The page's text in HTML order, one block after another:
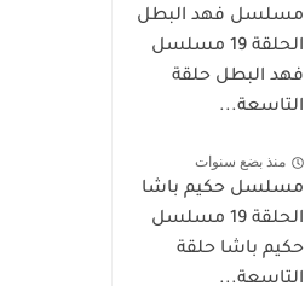
مسلسل فهد البطل
الحلقة 19 مسلسل
فهد البطل حلقة
التاسعة...
منذ بضع سنوات
مسلسل حكيم باشا
الحلقة 19 مسلسل
حكيم باشا حلقة
التاسعة...